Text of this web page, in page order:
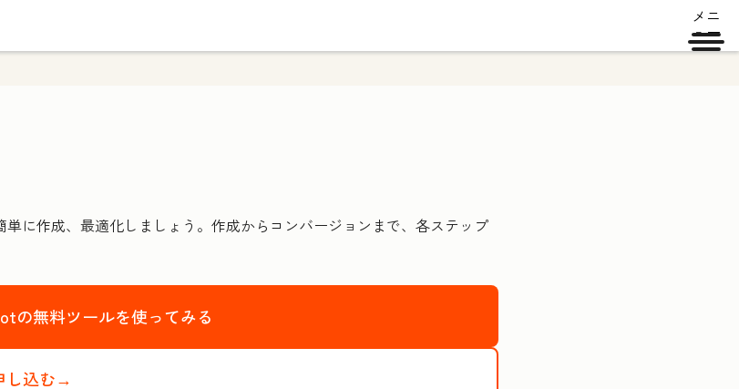
メニ
ュー
に作成、最適化しましょう。作成からコンバージョンまで、各ステップ
の無料ツールを使ってみる
し込む→